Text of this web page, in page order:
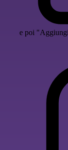
e poi